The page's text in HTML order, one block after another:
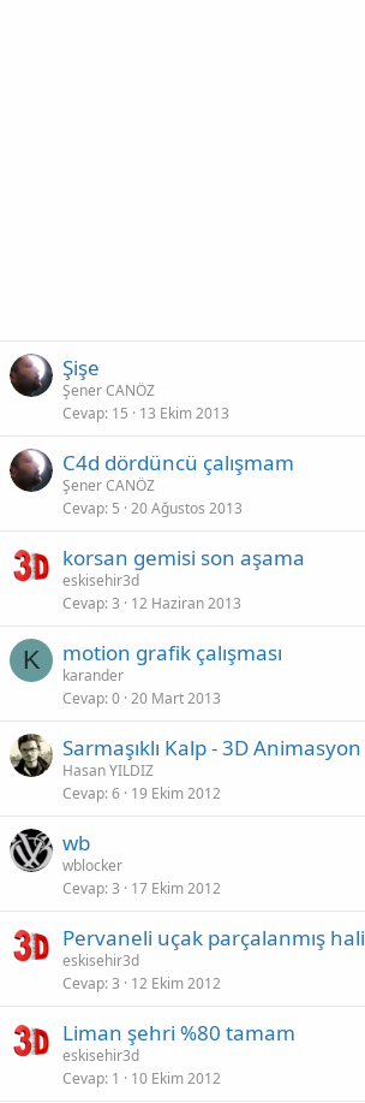
Şişe
Şener CANÖZ
Cevap 15 13 Ekim 2013
C4d dördüncü çalışmam
Şener CANÖZ
Cevap 5 20 Ağustos 2013
korsan gemisi son aşama
eskisehir3d
Cevap 3 12 Haziran 2013
K motion grafik çalışması
karander
Cevap 0 20 Mart 2013
Sarmaşıklı Kalp - 3D Animasyon
Hasan YILDIZ
Cevap 6 19 Ekim 2012
wb
wblocker
Cevap 3 17 Ekim 2012
Pervaneli uçak parçalanmış hali
eskisehir3d
Cevap 3 12 Ekim 2012
Liman şehri %80 tamam
eskisehir3d
Cevap 1 10 Ekim 2012